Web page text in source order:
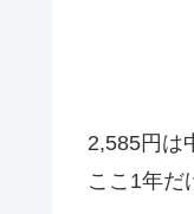
2,585円は
ここ1年だ